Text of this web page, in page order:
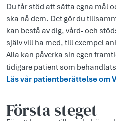
Du får stöd att sätta egna mål
ska nå dem. Det gör du
kan bestå av dig, vård- och
själv vill ha med, till exempel
Alla kan påverka sin egen
tidigare patient som
Läs vår patientberättelse om
Första steget